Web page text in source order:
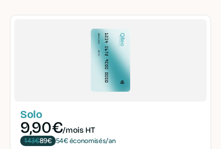
Solo
9,90€/mois HT
143€89€ 54€ économisés/an